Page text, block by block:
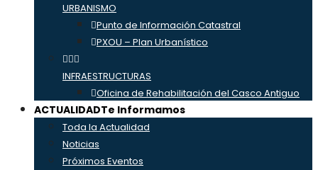
URBANISMO
Punto de Información Catastral
PXOU – Plan Urbanístico
INFRAESTRUCTURAS
Oficina de Rehabilitación del Casco Antiguo
ACTUALIDADTe Informamos
Toda la Actualidad
Noticias
Próximos Eventos